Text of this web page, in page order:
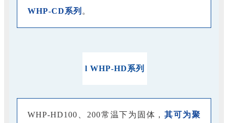
WHP-CD系列 。
l WHP-HD系列
WHP-HD100、200常温下为固体，其可为聚